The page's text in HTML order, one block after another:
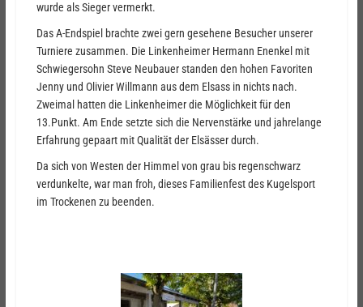
wurde als Sieger vermerkt.
Das A-Endspiel brachte zwei gern gesehene Besucher unserer
Turniere zusammen. Die Linkenheimer Hermann Enenkel mit
Schwiegersohn Steve Neubauer standen den hohen Favoriten
Jenny und Olivier Willmann aus dem Elsass in nichts nach.
Zweimal hatten die Linkenheimer die Möglichkeit für den
13.Punkt. Am Ende setzte sich die Nervenstärke und jahrelange
Erfahrung gepaart mit Qualität der Elsässer durch.
Da sich von Westen der Himmel von grau bis regenschwarz
verdunkelte, war man froh, dieses Familienfest des Kugelsport
im Trockenen zu beenden.